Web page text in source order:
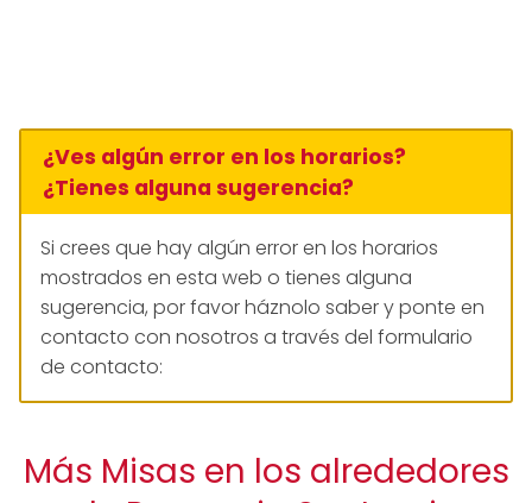
¿Ves algún error en los horarios?
¿Tienes alguna sugerencia?
Si crees que hay algún error en los horarios
mostrados en esta web o tienes alguna
sugerencia, por favor háznolo saber y ponte en
contacto con nosotros a través del formulario
de contacto:
Más Misas en los alrededores